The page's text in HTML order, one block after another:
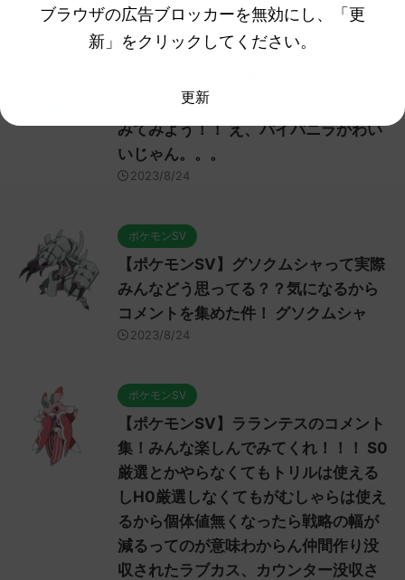
ポケモンSV
どう思う？みんながどう思っているか
みてみよう！！ え、バイバニラかわい
いじゃん。。。
2023/8/24
ポケモンSV
【ポケモンSV】グソクムシャって実際
みんなどう思ってる？？気になるから
コメントを集めた件！ グソクムシャ
2023/8/24
ポケモンSV
【ポケモンSV】ラランテスのコメント
集！みんな楽しんでみてくれ！！！ S0
厳選とかやらなくてもトリルは使える
しH0厳選しなくてもがむしゃらは使え
るから個体値無くなったら戦略の幅が
減るってのが意味わからん仲間作り没
収されたラブカス、カウンター没収さ
ブラウザの広告ブロッカーを無効にし、「更
新」をクリックしてください。
更新